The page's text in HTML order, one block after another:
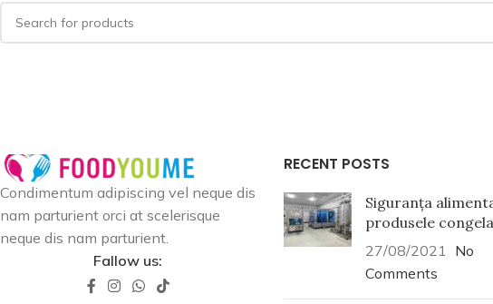
Hamburger Pui
Sniţel Pui Format
HOT
Piept de Pui Crispy
Pui SHANGHAI
FALAFEL
Condimentum adipiscing vel neque dis
nam parturient orci at scelerisque
neque dis nam parturient.
Fallow us:
RECENT POSTS
Siguranța
produsele
27/08/2021 No
Comments